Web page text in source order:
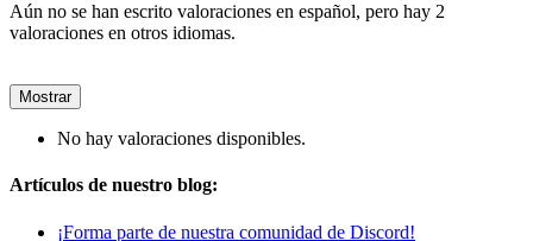
Aún no se han escrito valoraciones en español, pero hay 2
valoraciones en otros idiomas.
Mostrar
No hay valoraciones disponibles.
Artículos de nuestro blog:
¡Forma parte de nuestra comunidad de Discord!